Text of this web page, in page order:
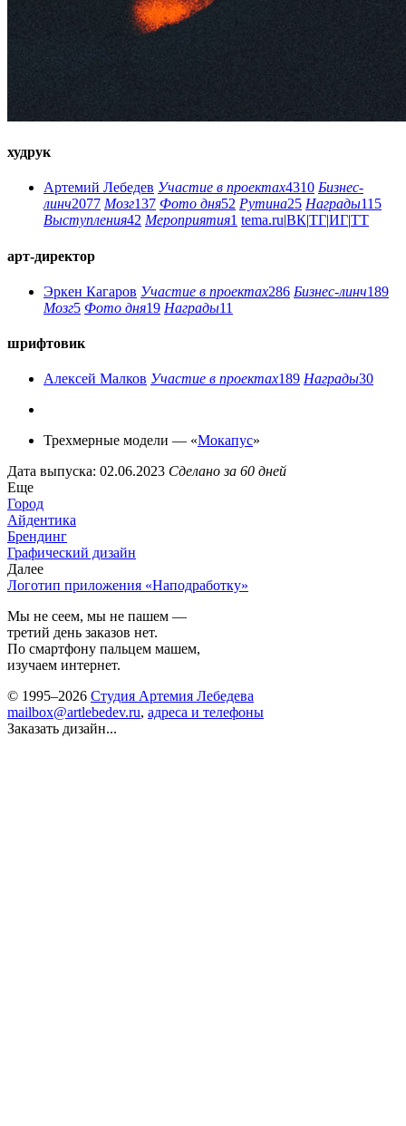
худрук
Артемий Лебедев Участие в проектах4310 Бизнес-
линч2077 Мозг137 Фото дня52 Рутина25 Награды115
Выступления42 Мероприятия1 tema.ru|ВК|ТГ|ИГ|ТТ
арт-директор
Эркен Кагаров Участие в проектах286 Бизнес-линч189
Мозг5 Фото дня19 Награды11
шрифтовик
Алексей Малков Участие в проектах189 Награды30
Трехмерные модели — «Мокапус»
Дата выпуска: 02.06.2023 Сделано за 60 дней
Еще
Город
Айдентика
Брендинг
Графический дизайн
Далее
Логотип приложения «Наподработку»
Мы не сеем, мы не пашем —
третий день заказов нет.
По смартфону пальцем машем,
изучаем интернет.
© 1995–2026 Студия Артемия Лебедева
mailbox@artlebedev.ru, адреса и телефоны
Заказать дизайн...